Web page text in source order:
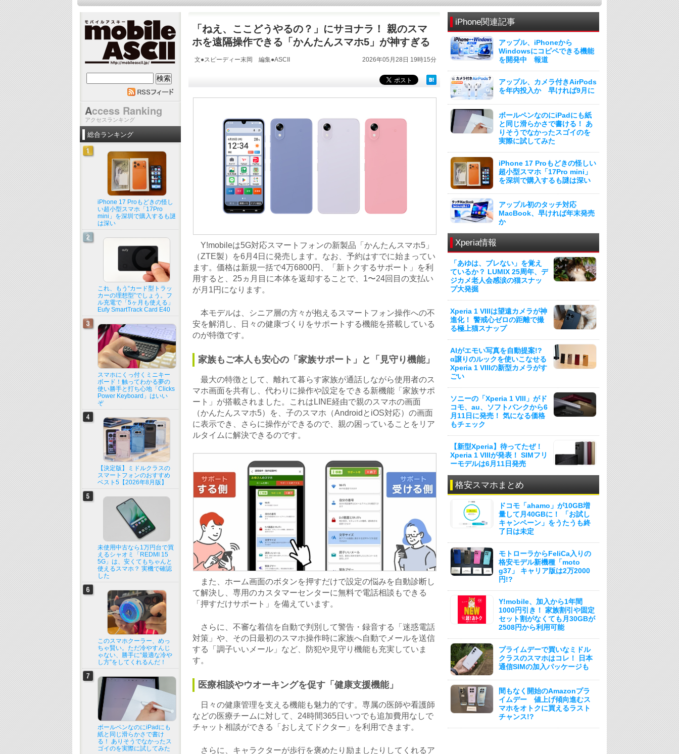
「ねえ、ここどうやるの？」にサヨナラ！ 親のスマ
ホを遠隔操作できる「かんたんスマホ5」が神すぎる
文●スピーディー末岡 編集●ASCII 2026年05月28日 19時15分
Y!mobileは5G対応スマートフォンの新製品「かんたんスマホ5」
（ZTE製）を6月4日に発売します。なお、予約はすでに始まってい
ます。価格は新規一括で4万6800円、「新トクするサポート」を利
用すると、25ヵ月目に本体を返却することで、1〜24回目の支払い
が月1円になります。
本モデルは、シニア層の方々が抱えるスマートフォン操作への不
安を解消し、日々の健康づくりをサポートする機能を搭載している
のが特徴です。
家族もご本人も安心の「家族サポート」と「見守り機能」
最大の特徴として、離れて暮らす家族が通話しながら使用者のス
マホ画面を共有し、代わりに操作や設定をできる新機能「家族サポ
ート」が搭載されました。これはLINE経由で親のスマホの画面
（かんたんスマホ5）を、子のスマホ（AndroidとiOS対応）の画面
に表示でき、さらに操作ができるので、親の困っていることをリア
ルタイムに解決できるのです。
また、ホーム画面のボタンを押すだけで設定の悩みを自動診断し
て解決し、専用のカスタマーセンターに無料で電話相談もできる
「押すだけサポート」を備えています。
さらに、不審な着信を自動で判別して警告・録音する「迷惑電話
対策」や、その日最初のスマホ操作時に家族へ自動でメールを送信
する「調子いいメール」など、防犯や見守り機能も充実していま
す。
医療相談やウオーキングを促す「健康支援機能」
日々の健康管理を支える機能も魅力的です。専属の医師や看護師
などの医療チームに対して、24時間365日いつでも追加費用なしで
チャット相談ができる「おしえてドクター」を利用できます。
さらに、キャラクターが歩行を褒めたり励ましたりしてくれるア
iPhone関連記事
アップル、iPhoneから
Windowsにコピペできる機能
を開発中 報道
アップル、カメラ付きAirPods
を年内投入か 早ければ9月に
ボールペンなのにiPadにも紙
と同じ滑らかさで書ける！ あ
りそうでなかったスゴイのを
実際に試してみた
iPhone 17 Proもどきの怪しい
超小型スマホ「17Pro mini」
を深圳で購入するも謎は深い
アップル初のタッチ対応
MacBook、早ければ年末発売
か
Xperia情報
「あゆは、ブレない」を覚え
ているか？ LUMIX 25周年、デ
ジカメ老人会感涙の猫スナッ
プ大発掘
Xperia 1 VIIIは望遠カメラが神
進化！ 警戒心ゼロの距離で撮
る極上猫スナップ
AIがエモい写真を自動提案!?
α譲りのルックを使いこなせる
Xperia 1 VIIIの新型カメラがす
ごい
ソニーの「Xperia 1 VIII」がド
コモ、au、ソフトバンクから6
月11日に発売！ 気になる価格
もチェック
【新型Xperia】待ってたぜ！
Xperia 1 VIIIが発表！ SIMフリ
ーモデルは6月11日発売
格安スマホまとめ
ドコモ「ahamo」が10GB増
量して月40GBに！ 「お試し
キャンペーン」をうたうも終
了日は未定
モトローラからFeliCa入りの
格安モデル新機種「moto
g37」 キャリア版は2万2000
円!?
Y!mobile、加入から1年間
1000円引き！ 家族割引や固定
セット割がなくても月30GBが
2508円から利用可能
プライムデーで買いなミドル
クラスのスマホはコレ！ 日本
通信SIMの加入パッケージも
間もなく開始のAmazonプラ
イムデー 値上げ傾向進むス
マホをオトクに買えるラスト
チャンス!?
mobile ASCII
Access Ranking
アクセスランキング
総合ランキング
iPhone 17 Proもどきの怪し
い超小型スマホ「17Pro
mini」を深圳で購入するも謎
は深い
これ、もう“カード型トラッ
カーの理想型”でしょう。フ
ル充電で「5ヶ月も使える」
Eufy SmartTrack Card E40
スマホにくっ付くミニキー
ボード！触ってわかる夢の
使い勝手と打ち心地「Clicks
Power Keyboard」はいい
ぞ
【決定版】ミドルクラスの
スマートフォンのおすすめ
ベスト5【2026年8月版】
未使用中古なら1万円台で買
えるシャオミ「REDMI 15
5G」は、安くてもちゃんと
使えるスマホ？ 実機で確認
した
このスマホクーラー、めっ
ちゃ賢い。ただ冷やすんじ
ゃない、勝手に“最適な冷や
し方”をしてくれるんだ！
ボールペンなのにiPadにも
紙と同じ滑らかさで書け
る！ ありそうでなかったス
ゴイのを実際に試してみた